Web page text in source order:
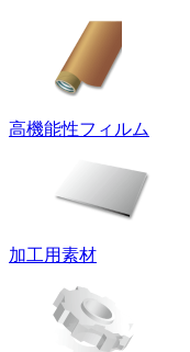
高機能性フィルム
加工用素材